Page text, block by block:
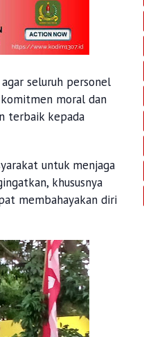
seluruh personel
moral dan
terbaik kepada
untuk menjaga
khususnya
membahayakan diri